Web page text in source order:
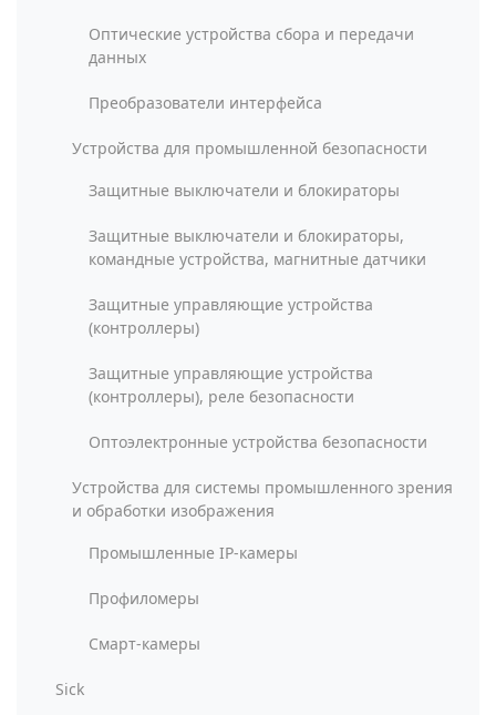
Оптические устройства сбора и передачи
данных
Преобразователи интерфейса
Устройства для промышленной безопасности
Защитные выключатели и блокираторы
Защитные выключатели и блокираторы,
командные устройства, магнитные датчики
Защитные управляющие устройства
(контроллеры)
Защитные управляющие устройства
(контроллеры), реле безопасности
Оптоэлектронные устройства безопасности
Устройства для системы промышленного зрения
и обработки изображения
Промышленные IP-камеры
Профиломеры
Смарт-камеры
Sick